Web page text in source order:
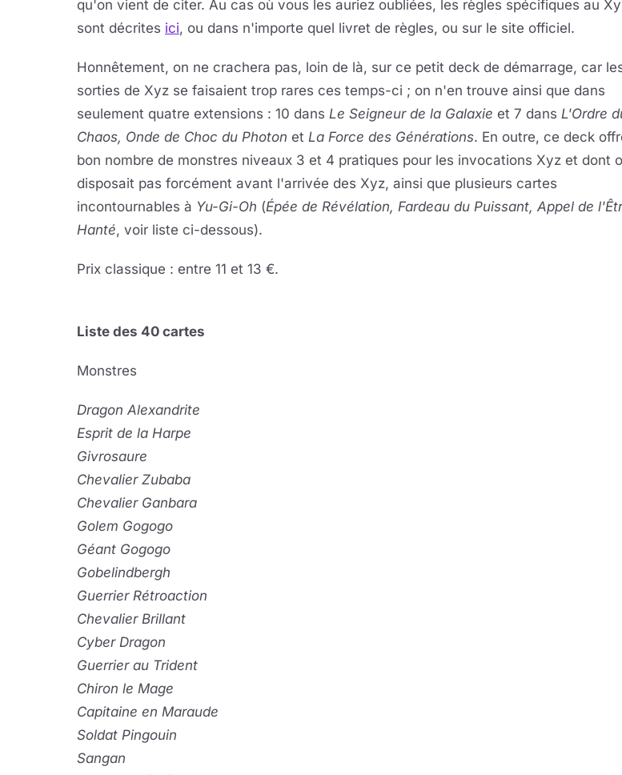
qu'on vient de citer. Au cas où vous les auriez oubliées, les règles spécifiques au
sont décrites ici, ou dans n'importe quel livret de règles, ou sur le site officiel.
Honnêtement, on ne crachera pas, loin de là, sur ce petit deck de démarrage, car
sorties de Xyz se faisaient trop rares ces temps-ci ; on n'en trouve ainsi que dans
seulement quatre extensions : 10 dans Le Seigneur de la Galaxie et 7 dans L'Ordre
Chaos, Onde de Choc du Photon et La Force des Générations. En outre, ce deck
bon nombre de monstres niveaux 3 et 4 pratiques pour les invocations Xyz et dont
disposait pas forcément avant l'arrivée des Xyz, ainsi que plusieurs cartes
incontournables à Yu-Gi-Oh (Épée de Révélation, Fardeau du Puissant, Appel de
Hanté, voir liste ci-dessous).
Prix classique : entre 11 et 13 €.
Liste des 40 cartes
Monstres
Dragon Alexandrite
Esprit de la Harpe
Givrosaure
Chevalier Zubaba
Chevalier Ganbara
Golem Gogogo
Géant Gogogo
Gobelindbergh
Guerrier Rétroaction
Chevalier Brillant
Cyber Dragon
Guerrier au Trident
Chiron le Mage
Capitaine en Maraude
Soldat Pingouin
Sangan